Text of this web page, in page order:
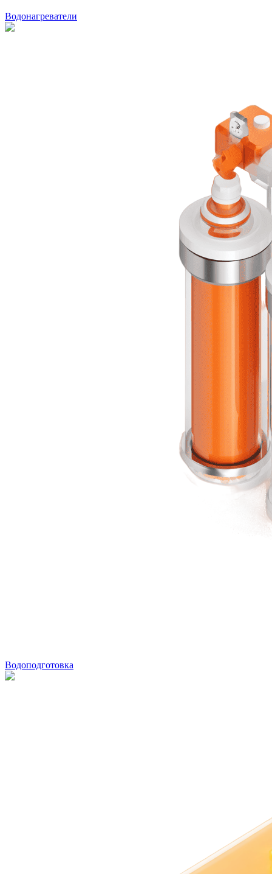
Водонагреватели
Водоподготовка